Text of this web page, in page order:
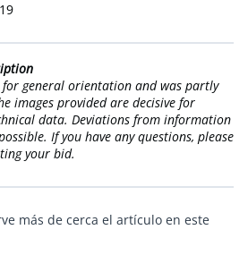
general orientation and was partly
images provided are decisive for
data. Deviations from information
If you have any questions, please
your bid.
más de cerca el artículo en este